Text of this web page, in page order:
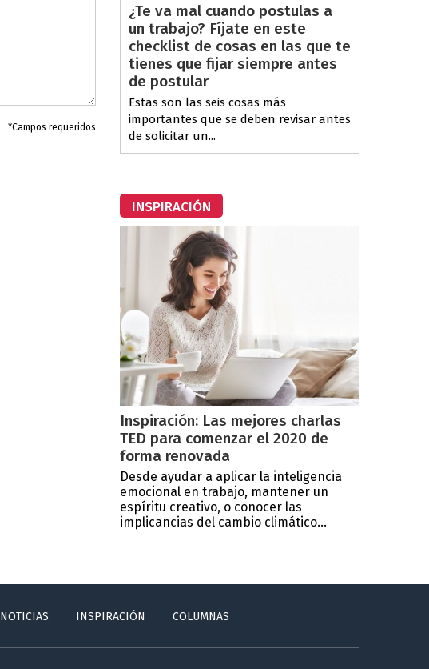
*Campos requeridos
¿Te va mal cuando postulas a
un trabajo? Fíjate en este
checklist de cosas en las que te
tienes que fijar siempre antes
de postular
Estas son las seis cosas más
importantes que se deben revisar antes
de solicitar un...
INSPIRACIÓN
Inspiración: Las mejores charlas
TED para comenzar el 2020 de
forma renovada
Desde ayudar a aplicar la inteligencia
emocional en trabajo, mantener un
espíritu creativo, o conocer las
implicancias del cambio climático...
NOTICIAS INSPIRACIÓN COLUMNAS